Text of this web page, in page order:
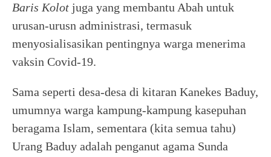
Baris Kolot juga yang membantu Abah untuk
urusan-urusn administrasi, termasuk
menyosialisasikan pentingnya warga menerima
vaksin Covid-19.
Sama seperti desa-desa di kitaran Kanekes Baduy,
umumnya warga kampung-kampung kasepuhan
beragama Islam, sementara (kita semua tahu)
Urang Baduy adalah penganut agama Sunda